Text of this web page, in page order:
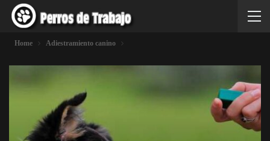
Home Adiestramiento canino